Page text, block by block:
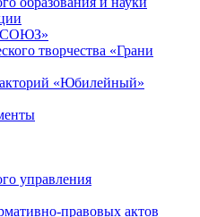
творчества «Грани
«Юбилейный»
управления
правовых актов